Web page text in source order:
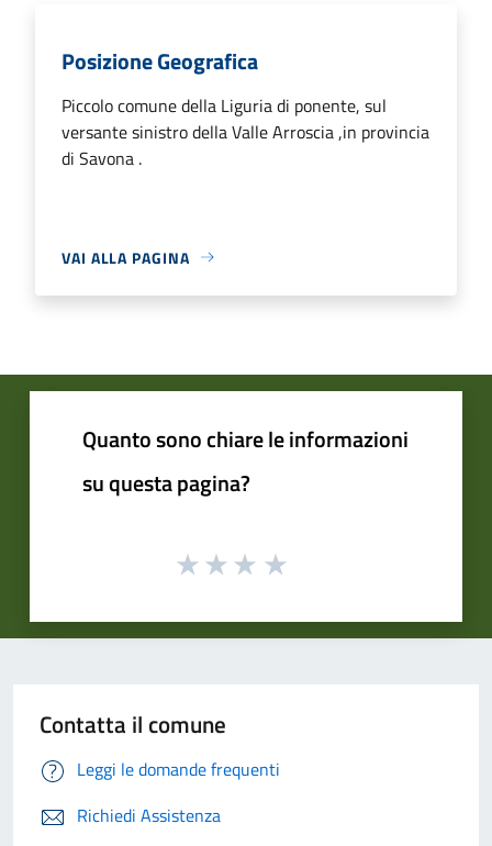
Posizione Geografica
Piccolo comune della Liguria di ponente, sul
versante sinistro della Valle Arroscia ,in provincia
di Savona .
VAI ALLA PAGINA
Quanto sono chiare le informazioni
su questa pagina?
Contatta il comune
Leggi le domande frequenti
Richiedi Assistenza